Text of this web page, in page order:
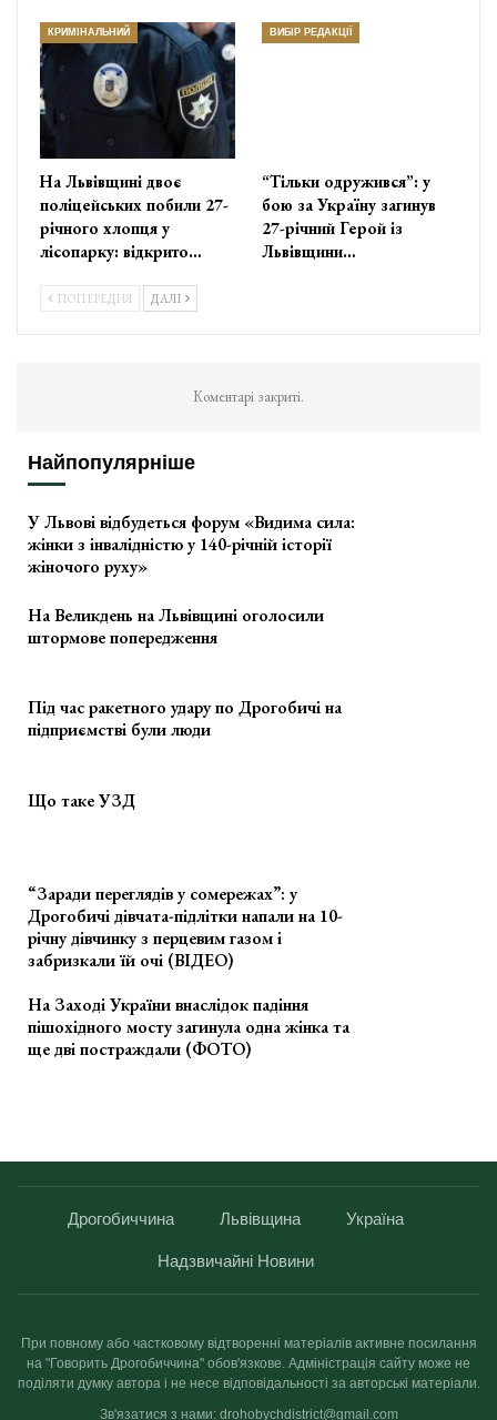
КРИМІНАЛЬНИЙ
На Львівщині двоє
поліцейських побили 27-
річного хлопця у
лісопарку: відкрито…
ВИБІР РЕДАКЦІЇ
“Тільки одружився”: у
бою за Україну загинув
27-річний Герой із
Львівщини…
ПОПЕРЕДНЯ ДАЛІ
Коментарі закриті.
Найпопулярніше
У Львові відбудеться форум «Видима сила:
жінки з інвалідністю у 140-річній історії
жіночого руху»
На Великдень на Львівщині оголосили
штормове попередження
Під час ракетного удару по Дрогобичі на
підприємстві були люди
Що таке УЗД
“Заради переглядів у сомережах”: у
Дрогобичі дівчата-підлітки напали на 10-
річну дівчинку з перцевим газом і
забризкали їй очі (ВІДЕО)
На Заході України внаслідок падіння
пішохідного мосту загинула одна жінка та
ще дві постраждали (ФОТО)
Дрогобиччина Львівщина Україна
Надзвичайні Новини
При повному або частковому відтворенні матеріалів активне посилання
на "Говорить Дрогобиччина" обов'язкове. Адміністрація сайту може не
поділяти думку автора і не несе відповідальності за авторські матеріали.
Зв'язатися з нами: drohobychdistrict@gmail.com